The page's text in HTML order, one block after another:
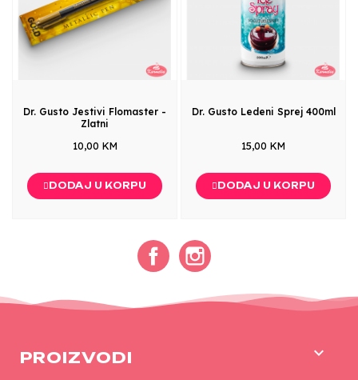
Dr. Gusto Jestivi Flomaster -
Zlatni
10,00 KM
DODAJ U KORPU
Dr. Gusto Ledeni Sprej 400ml
15,00 KM
DODAJ U KORPU
Facebook
PROIZVODI 